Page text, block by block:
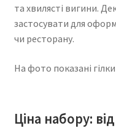
та хвилясті вигини.
застосувати для
чи ресторану.
На фото показані
Ціна набору: